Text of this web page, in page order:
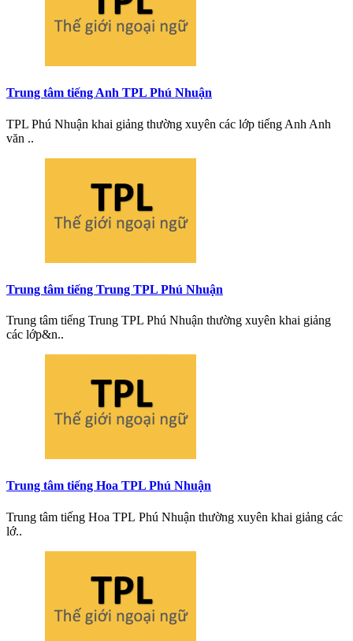
Trung tâm tiếng Anh TPL Phú Nhuận
TPL Phú Nhuận khai giảng thường xuyên các lớp tiếng Anh Anh
văn ..
Trung tâm tiếng Trung TPL Phú Nhuận
Trung tâm tiếng Trung TPL Phú Nhuận thường xuyên khai giảng
các lớp&n..
Trung tâm tiếng Hoa TPL Phú Nhuận
Trung tâm tiếng Hoa TPL Phú Nhuận thường xuyên khai giảng các
lớ..